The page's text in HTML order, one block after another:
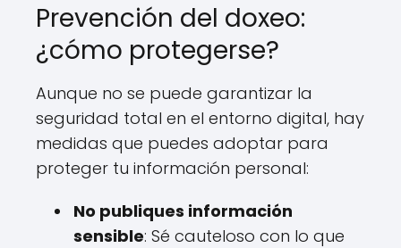
Prevención del doxeo:
¿cómo protegerse?
Aunque no se puede garantizar la
seguridad total en el entorno digital, hay
medidas que puedes adoptar para
proteger tu información personal:
No publiques información
sensible: Sé cauteloso con lo que